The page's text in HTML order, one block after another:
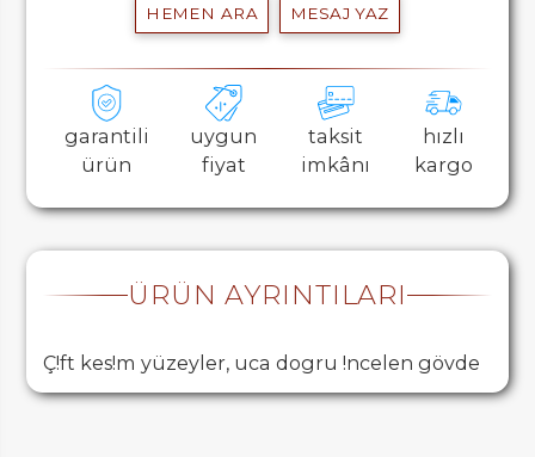
HEMEN ARA MESAJ YAZ
garantili
ürün
uygun
fiyat
taksit
imkânı
hızlı
kargo
ÜRÜN AYRINTILARI
Ç!ft kes!m yüzeyler, uca dogru !ncelen gövde